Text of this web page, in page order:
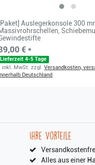
Auslegerkonsole 300
€ *
Lieferzeit 4-5 Tage
inkl. MwSt. zzgl.Versandkosten,
Deutschland
Ihre Vorteile
Alles aus einer